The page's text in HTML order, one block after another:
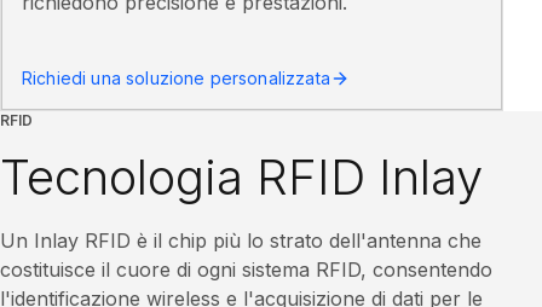
Richiedi una soluzione personalizzata
RFID
Tecnologia RFID Inlay
Un Inlay RFID è il chip più lo strato dell'antenna che
costituisce il cuore di ogni sistema RFID, consentendo
l'identificazione wireless e l'acquisizione di dati per le